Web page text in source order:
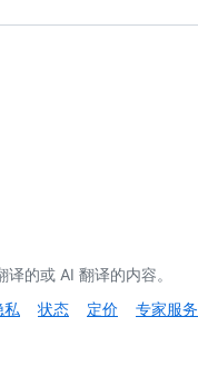
的或 AI 翻译的内容。
私 状态 定价 专家服务